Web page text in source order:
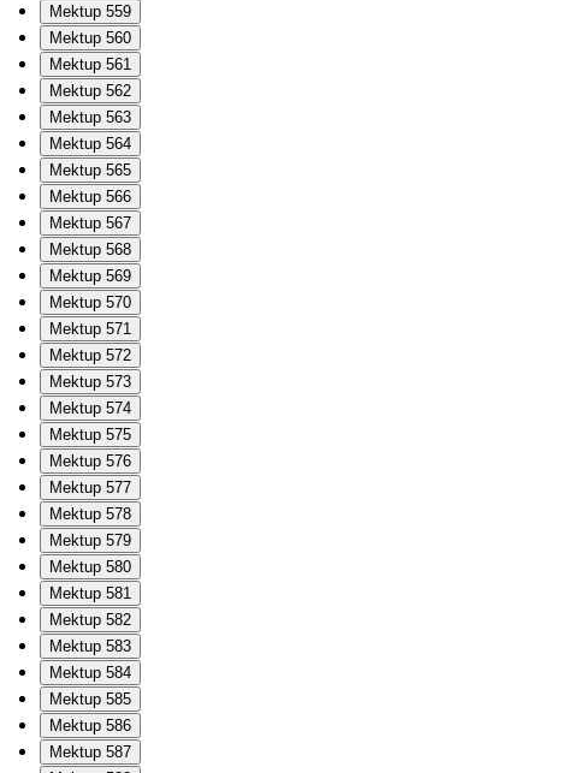
Mektup 559
Mektup 560
Mektup 561
Mektup 562
Mektup 563
Mektup 564
Mektup 565
Mektup 566
Mektup 567
Mektup 568
Mektup 569
Mektup 570
Mektup 571
Mektup 572
Mektup 573
Mektup 574
Mektup 575
Mektup 576
Mektup 577
Mektup 578
Mektup 579
Mektup 580
Mektup 581
Mektup 582
Mektup 583
Mektup 584
Mektup 585
Mektup 586
Mektup 587